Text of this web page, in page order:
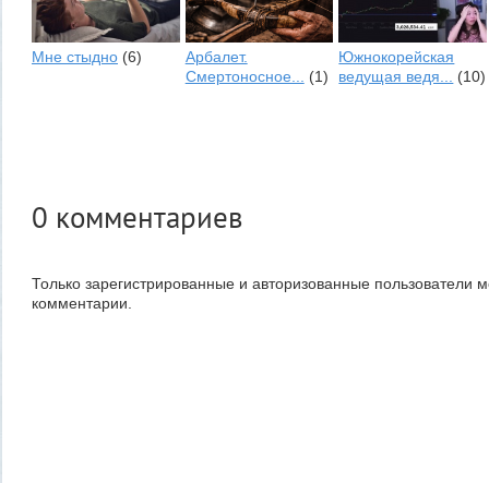
Мне стыдно (6)
Арбалет.
Смертоносное... (1)
Южнокорейская
ведущая ведя... (10)
0 комментариев
Только зарегистрированные и авторизованные пользователи
комментарии.